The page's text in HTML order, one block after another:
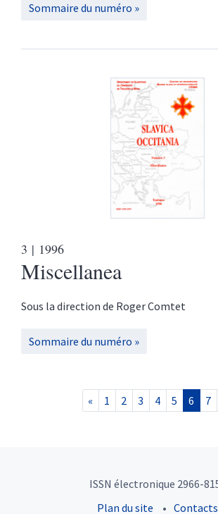
Sommaire du numéro
3 | 1996
Miscellanea
Sous la direction de RogerComtet
Sommaire du numéro
« 1 2 3 4 5 6 7
ISSN électronique 2966-
Plan du site
Contacts